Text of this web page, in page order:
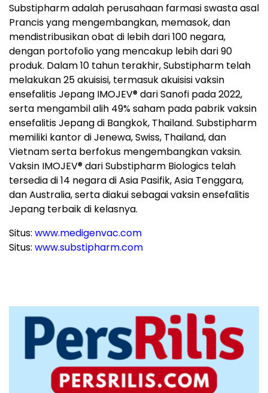
Substipharm adalah perusahaan farmasi swasta asal
Prancis yang mengembangkan, memasok, dan
mendistribusikan obat di lebih dari 100 negara,
dengan portofolio yang mencakup lebih dari 90
produk. Dalam 10 tahun terakhir, Substipharm telah
melakukan 25 akuisisi, termasuk akuisisi vaksin
ensefalitis Jepang IMOJEV® dari Sanofi pada 2022,
serta mengambil alih 49% saham pada pabrik vaksin
ensefalitis Jepang di Bangkok, Thailand. Substipharm
memiliki kantor di Jenewa, Swiss, Thailand, dan
Vietnam serta berfokus mengembangkan vaksin.
Vaksin IMOJEV® dari Substipharm Biologics telah
tersedia di 14 negara di Asia Pasifik, Asia Tenggara,
dan Australia, serta diakui sebagai vaksin ensefalitis
Jepang terbaik di kelasnya.
Situs: www.medigenvac.com
Situs: www.substipharm.com